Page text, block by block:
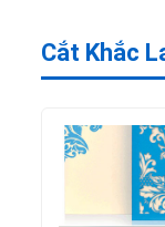
Cắt Khắc